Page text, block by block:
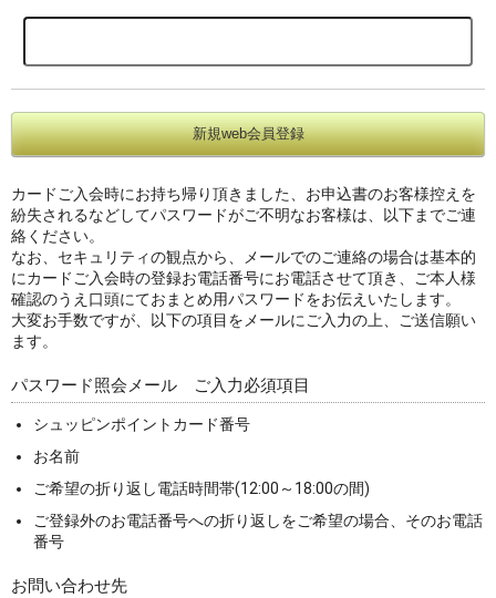
カードご入会時にお持ち帰り頂きました、お申込書のお客様控えを
紛失されるなどしてパスワードがご不明なお客様は、以下までご連
絡ください。
なお、セキュリティの観点から、メールでのご連絡の場合は基本的
にカードご入会時の登録お電話番号にお電話させて頂き、ご本人様
確認のうえ口頭にておまとめ用パスワードをお伝えいたします。
大変お手数ですが、以下の項目をメールにご入力の上、ご送信願い
ます。
パスワード照会メール ご入力必須項目
シュッピンポイントカード番号
お名前
ご希望の折り返し電話時間帯(12:00～18:00の間)
ご登録外のお電話番号への折り返しをご希望の場合、そのお電話
番号
お問い合わせ先